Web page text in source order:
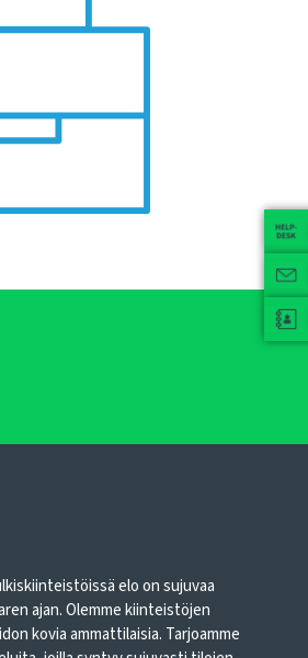
elo on sujuvaa
ajan. Olemme kiinteistöjen
kovia ammattilaisia. Tarjoamme